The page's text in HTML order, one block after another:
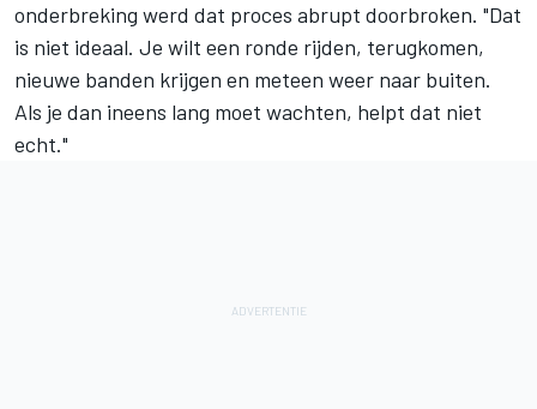
onderbreking werd dat proces abrupt doorbroken. "Dat
is niet ideaal. Je wilt een ronde rijden, terugkomen,
nieuwe banden krijgen en meteen weer naar buiten.
Als je dan ineens lang moet wachten, helpt dat niet
echt."